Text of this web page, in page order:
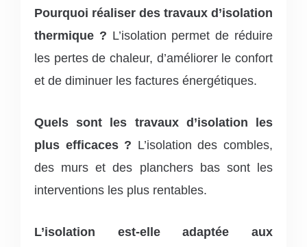
Pourquoi réaliser des travaux d’isolation
thermique ? L’isolation permet de réduire
les pertes de chaleur, d’améliorer le confort
et de diminuer les factures énergétiques.
Quels sont les travaux d’isolation les
plus efficaces ? L’isolation des combles,
des murs et des planchers bas sont les
interventions les plus rentables.
L’isolation est-elle adaptée aux